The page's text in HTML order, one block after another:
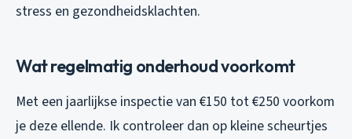
stress en gezondheidsklachten.
Wat regelmatig onderhoud voorkomt
Met een jaarlijkse inspectie van €150 tot €250 voorkom
je deze ellende. Ik controleer dan op kleine scheurtjes